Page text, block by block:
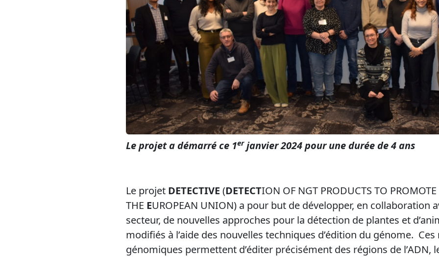
Le projet a démarré ce 1erjanvier 2024 pour une durée de 4 ans
Le projet DETECTIVE (DETECTION OF NGT PRODUCTS TO PROMOTE
THE EUROPEAN UNION) a pour but de développer, en collaboration
secteur, de nouvelles approches pour la détection de plantes et
modifiés à l’aide des nouvelles techniques d’édition du génome.
génomiques permettent d’éditer précisément des régions de l’ADN,